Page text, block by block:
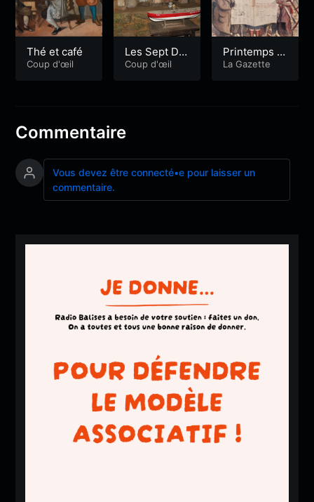
Thé et café
Coup d'œil
Les Sept Do
rmants
Coup d'œil
Printemps 1
952
La Gazette
Commentaire
Vous devez être connecté•e pour laisser un
commentaire.